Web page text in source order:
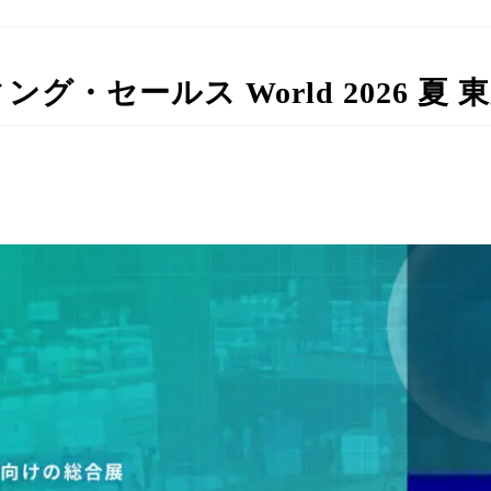
グ・セールス World 2026 夏